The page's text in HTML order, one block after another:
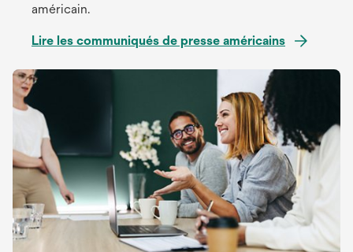
américain.
Lire les communiqués de presse américains